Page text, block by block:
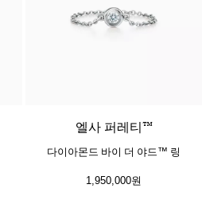
엘사 퍼레티™
다이아몬드 바이 더 야드™ 링
1,950,000원